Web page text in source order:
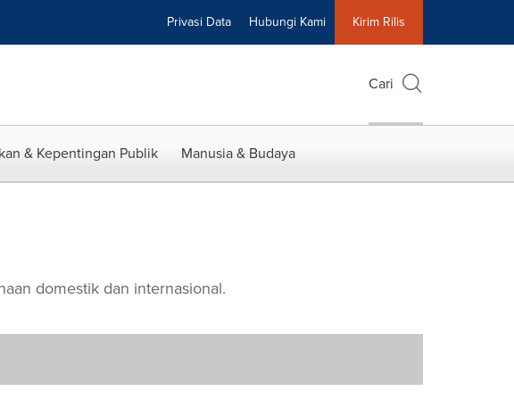
Privasi Data Hubungi Kami Kirim Rilis
Cari
& Kepentingan Publik Manusia & Budaya
domestik dan internasional.